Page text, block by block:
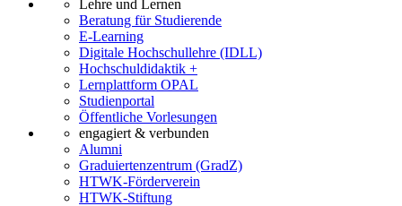
Lehre und Lernen
Beratung für Studierende
E-Learning
Digitale Hochschullehre (IDLL)
Hochschuldidaktik +
Lernplattform OPAL
Studienportal
Öffentliche Vorlesungen
engagiert & verbunden
Alumni
Graduiertenzentrum (GradZ)
HTWK-Förderverein
HTWK-Stiftung